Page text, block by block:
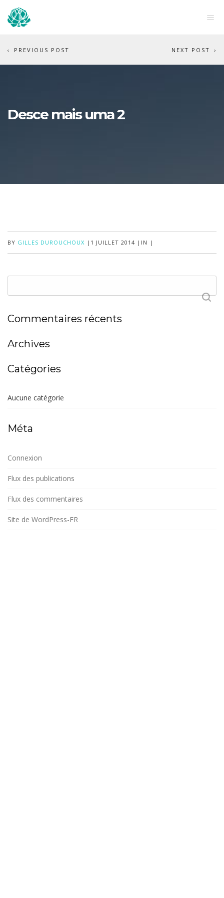
NEXT POST
PREVIOUS POST
Desce mais uma 2
BY GILLES DUROUCHOUX | 1 JUILLET 2014 | IN |
Commentaires récents
Archives
Catégories
Aucune catégorie
Méta
Connexion
Flux des publications
Flux des commentaires
Site de WordPress-FR